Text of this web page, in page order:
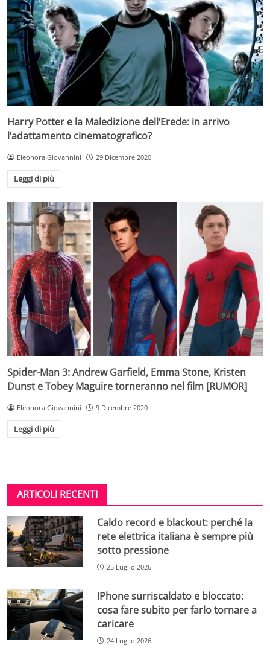
Harry Potter e la Maledizione dell’Erede: in arrivo
l’adattamento cinematografico?
Eleonora Giovannini 29 Dicembre 2020
Leggi di più
Spider-Man 3: Andrew Garfield, Emma Stone, Kristen
Dunst e Tobey Maguire torneranno nel film [RUMOR]
Eleonora Giovannini 9 Dicembre 2020
Leggi di più
ARTICOLI RECENTI
Caldo record e blackout: perché la
rete elettrica italiana è sempre più
sotto pressione
25 Luglio 2026
IPhone surriscaldato e bloccato:
cosa fare subito per farlo tornare a
caricare
24 Luglio 2026